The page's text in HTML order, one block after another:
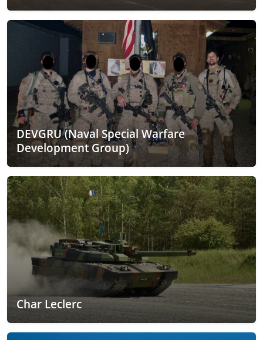
DEVGRU (Naval Special Warfare
Development Group)
Char Leclerc